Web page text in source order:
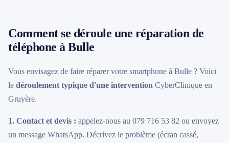
Comment se déroule une réparation de
téléphone à Bulle
Vous envisagez de faire réparer votre smartphone à Bulle ? Voici
le déroulement typique d'une intervention CyberClinique en
Gruyère.
1. Contact et devis : appelez-nous au 079 716 53 82 ou envoyez
un message WhatsApp. Décrivez le problème (écran cassé,